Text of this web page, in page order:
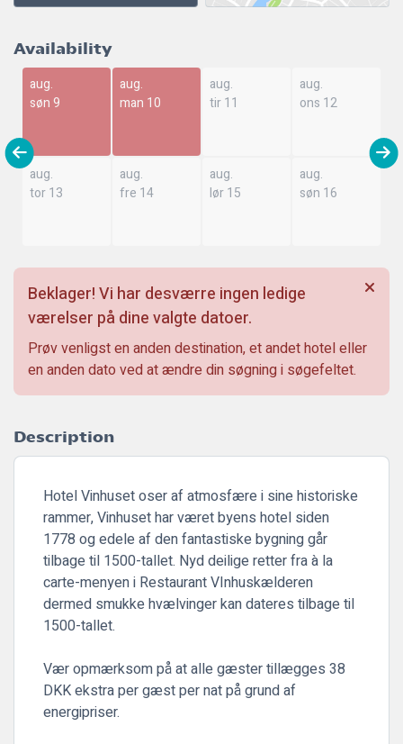
Availability
aug.
søn 9
aug.
man 10
aug.
tir 11
aug.
ons 12
aug.
tor 13
aug.
fre 14
aug.
lør 15
aug.
søn 16
Beklager! Vi har desværre ingen ledige
værelser på dine valgte datoer.
Prøv venligst en anden destination, et andet hotel eller
en anden dato ved at ændre din søgning i søgefeltet.
Description
Hotel Vinhuset oser af atmosfære i sine historiske
rammer, Vinhuset har været byens hotel siden
1778 og edele af den fantastiske bygning går
tilbage til 1500-tallet. Nyd deilige retter fra à la
carte-menyen i Restaurant VInhuskælderen
dermed smukke hvælvinger kan dateres tilbage til
1500-tallet.
Vær opmærksom på at alle gæster tillægges 38
DKK ekstra per gæst per nat på grund af
energipriser.